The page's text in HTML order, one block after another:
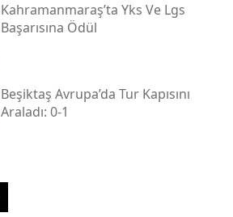
Kahramanmaraş’ta Yks Ve Lgs
Başarısına Ödül
Beşiktaş Avrupa’da Tur Kapısını
Araladı: 0-1